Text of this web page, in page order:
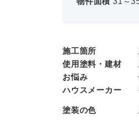
施工箇所
使用塗料・建材
お悩み
ハウスメーカー
塗装の色